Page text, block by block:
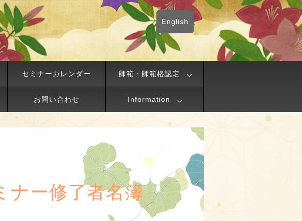
English
セミナーカレンダー 師範・師範格認定
お問い合わせ Information
ナー修了者名簿